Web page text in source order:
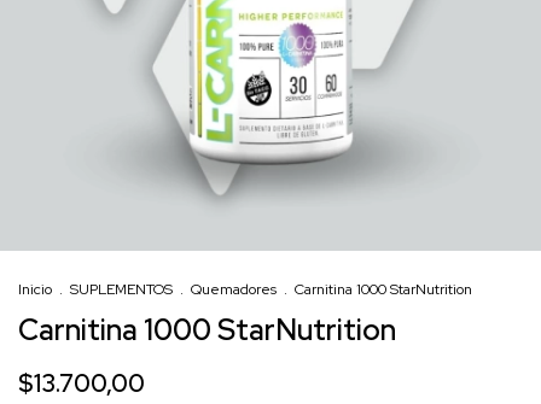
Inicio . SUPLEMENTOS . Quemadores . Carnitina 1000 StarNutrition
Carnitina 1000 StarNutrition
$13.700,00